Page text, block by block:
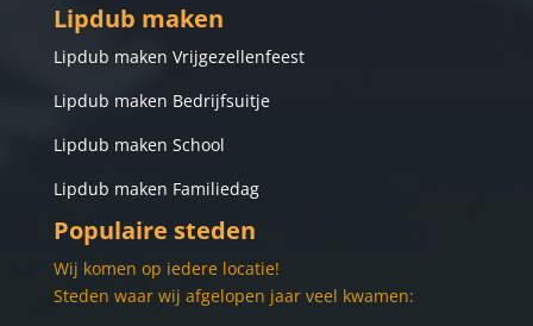
Lipdub maken
Lipdub maken Vrijgezellenfeest
Lipdub maken Bedrijfsuitje
Lipdub maken School
Lipdub maken Familiedag
Populaire steden
Wij komen op iedere locatie!
Steden waar wij afgelopen jaar veel kwamen: